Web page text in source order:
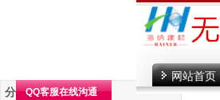
网站首页
分享到QQ客服在线沟通